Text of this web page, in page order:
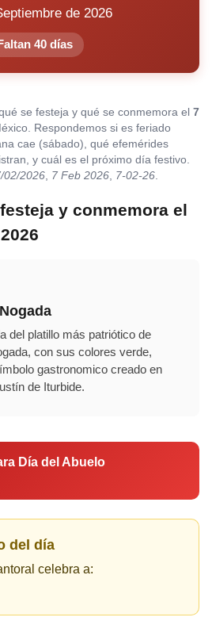
de 2026
40 días
se festeja y qué se conmemora el 7
Respondemos si es feriado
cae (sábado), qué efemérides
y cuál es el próximo día festivo.
02/2026, 7 Feb 2026, 7-02-26.
y conmemora el
del platillo más patriótico de
con sus colores verde,
gastronomico creado en
de Iturbide.
Día del Abuelo
del día
celebra a: